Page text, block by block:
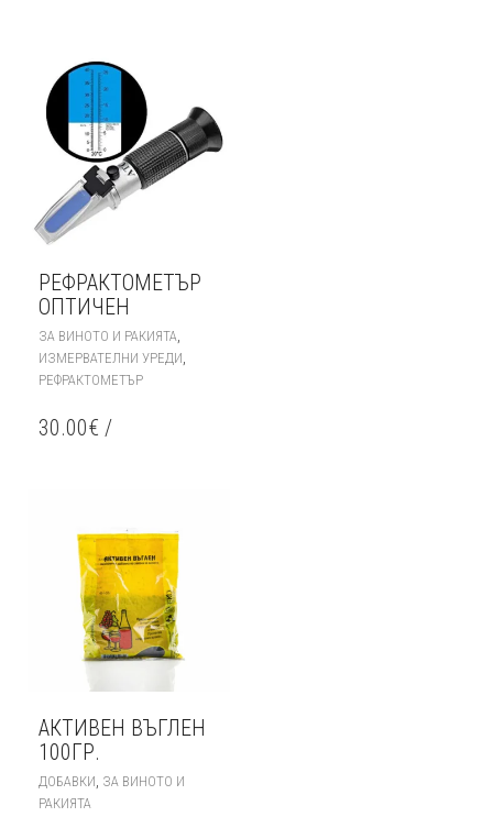
РЕФРАКТОМЕТЪР
ОПТИЧЕН
ЗА ВИНОТО И РАКИЯТА
ИЗМЕРВАТЕЛНИ УРЕДИ
РЕФРАКТОМЕТЪР
30.00€ /
АКТИВЕН ВЪГЛЕН
100ГР.
ДОБАВКИ ЗА ВИНОТО И
РАКИЯТА